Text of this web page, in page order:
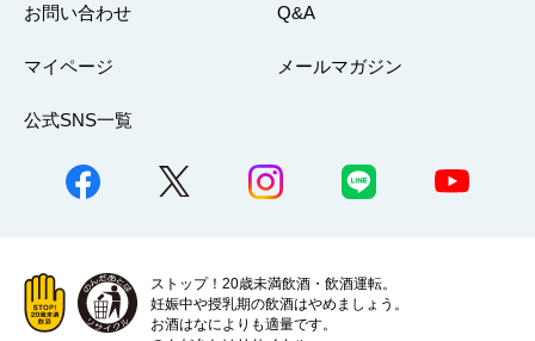
お問い合わせ Q&A
マイページ メールマガジン
公式SNS一覧
ストップ！20歳未満飲酒・飲酒運転。
妊娠中や授乳期の飲酒はやめましょう。
お酒はなによりも適量です。